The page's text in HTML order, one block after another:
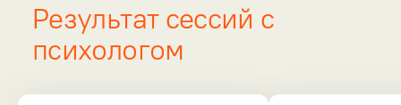
Результат сессий с
психологом